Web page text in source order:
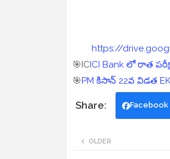
https://
🎯ICICI Bank లో రాత
🎯PM కిసాన్ 22వ విడత
Facebook
OLDER